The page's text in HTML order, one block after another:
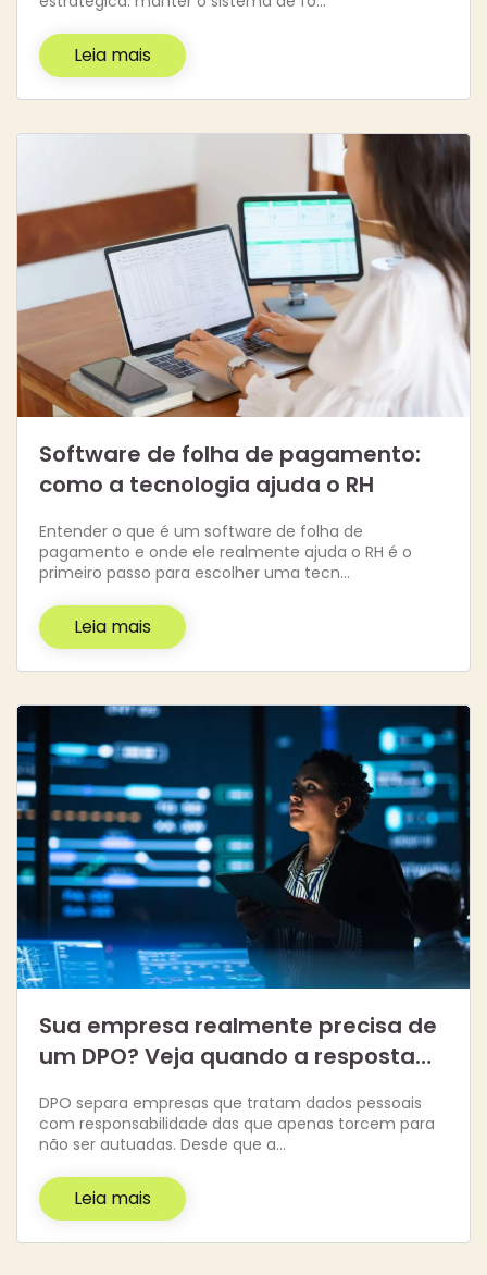
Leia mais
Software de folha de pagamento:
como a tecnologia ajuda o RH
Entender o que é um software de folha de
pagamento e onde ele realmente ajuda o RH é o
primeiro passo para escolher uma tecn…
Leia mais
Sua empresa realmente precisa de
um DPO? Veja quando a resposta…
DPO separa empresas que tratam dados pessoais
com responsabilidade das que apenas torcem para
não ser autuadas. Desde que a…
Leia mais